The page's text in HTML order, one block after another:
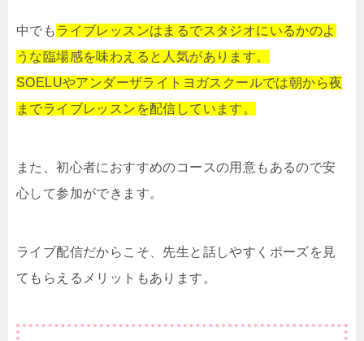
中でもライブレッスンはまるでスタジオにいるかのよ
うな臨場感を味わえると人気があります。
SOELUやアンダーザライトヨガスクールでは朝から夜
までライブレッスンを配信しています。
また、初心者におすすめのコースの用意もあるので安
心して参加ができます。
ライブ配信だからこそ、先生と話しやすくポーズを見
てもらえるメリットもあります。